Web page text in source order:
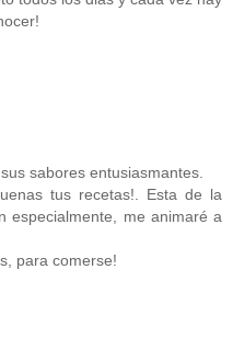
sabores entusiasmantes.
tus recetas!. Esta de la
especialmente, me animaré a
para comerse!